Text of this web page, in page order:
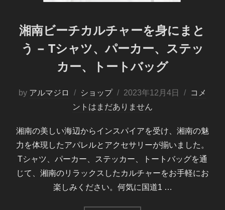
湘南ビーチカルチャーを身にまと
う – Tシャツ、パーカー、ステッ
カー、トートバッグ
by アルマジロ ショップ
投
稿
2023年12月4日
コメ
ントはまだありません
湘南の美しい海辺からインスパイアを受け、湘南の魅
力を体現したアパレルとアクセサリーが揃いました。
Tシャツ、パーカー、ステッカー、トートバッグを通
じて、湘南のリラックスしたカルチャーをお手軽にお
楽しみください。何気に国道1 …